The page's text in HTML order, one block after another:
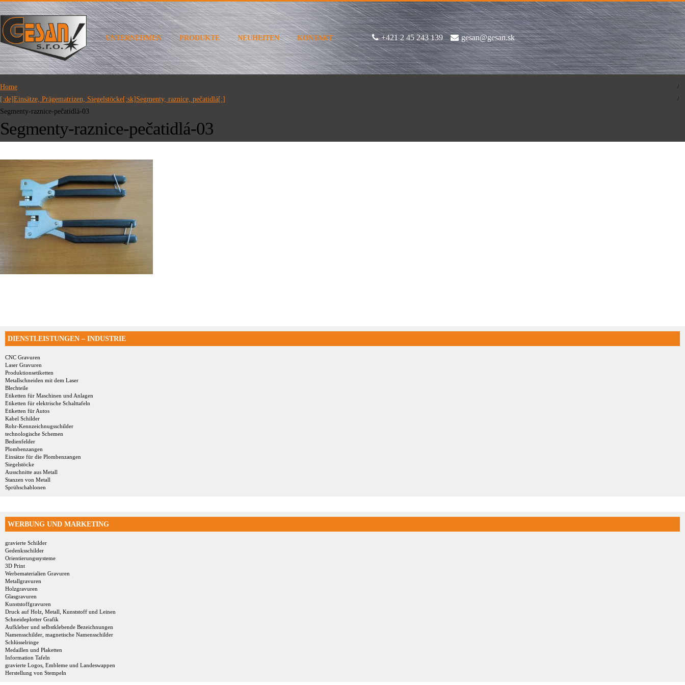
UNTERNEHMEN PRODUKTE NEUHEITEN KONTAKT +421 2 45 243 139 gesan@gesan.sk
Home
[:de]Einsätze, Prägematrizen, Siegelstöcke[:sk]Segmenty, raznice, pečatidlá[:]
Segmenty-raznice-pečatidlá-03
Segmenty-raznice-pečatidlá-03
DIENSTLEISTUNGEN – INDUSTRIE
CNC Gravuren
Laser Gravuren
Produktionsetiketten
Metallschneiden mit dem Laser
Blechteile
Etiketten für Maschinen und Anlagen
Etiketten für elektrische Schalttafeln
Etiketten für Autos
Kabel Schilder
Rohr-Kennzeichnugsschilder
technologische Schemen
Bedienfelder
Plombenzangen
Einsätze für die Plombenzangen
Siegelstöcke
Ausschnitte aus Metall
Stanzen von Metall
Sprühschablonen
WERBUNG UND MARKETING
gravierte Schilder
Gedenksschilder
Orientierungssysteme
3D Print
Werbematerialien Gravuren
Metallgravuren
Holzgravuren
Glasgravuren
Kunststoffgravuren
Druck auf Holz, Metall, Kunststoff und Leinen
Schneideplotter Grafik
Aufkleber und selbstklebende Bezeichnungen
Namensschilder, magnetische Namensschilder
Schlüsselringe
Medaillen und Plaketten
Information Tafeln
gravierte Logos, Embleme und Landeswappen
Herstellung von Stempeln